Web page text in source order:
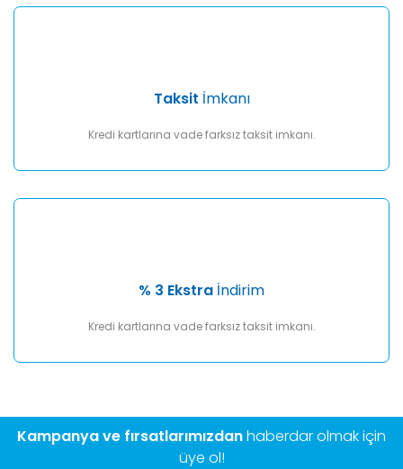
Taksit İmkanı
Kredi kartlarına vade farksız taksit imkanı.
% 3 Ekstra İndirim
Kredi kartlarına vade farksız taksit imkanı.
Kampanya ve fırsatlarımızdanhaberdar olmak için
üye ol!